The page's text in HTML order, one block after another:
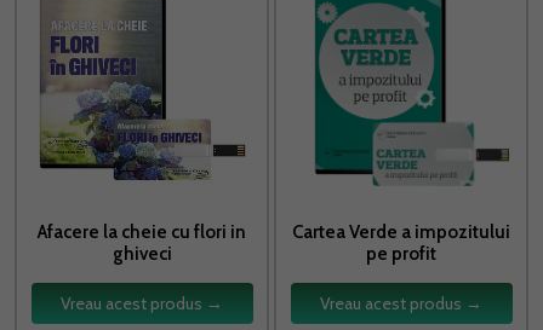
Afacere la cheie cu flori in
ghiveci
Vreau acest produs →
Cartea Verde a impozitului
pe profit
Vreau acest produs →